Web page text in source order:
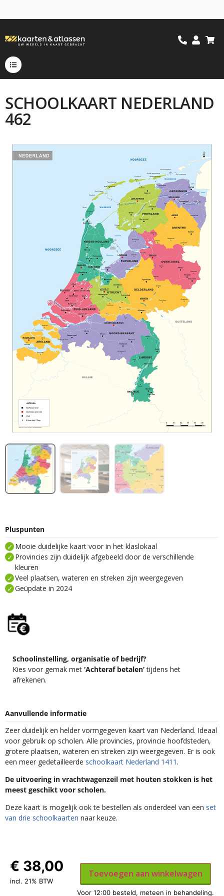
SCHOOLKAART NEDERLAND
462
Pluspunten
Mooie duidelijke kaart voor in het klaslokaal
Provincies zijn duidelijk afgebeeld door de verschillende
kleuren
Veel plaatsen, wateren en streken zijn weergegeven
Geüpdate in 2024
Schoolinstelling, organisatie of bedrijf?
Kies voor gemak met ‘Achteraf betalen’tijdens het
afrekenen.
Aanvullende informatie
Zeer duidelijk en helder vormgegeven kaart van Nederland. Ideaal
voor gebruik op scholen. Alle provincies, provincie hoofdsteden,
grotere plaatsen, wateren en streken zijn weergegeven. Er is ook
een meer gedetailleerde schoolkaart Nederland 1411 .
De uitvoering in vrachtwagenzeil met houten stokken is het
meest geschikt voor scholen.
Deze kaart is mogelijk ook te bestellen als onderdeel van een set
van drie schoolkaarten naar keuze.
€ 38,00
incl. 21% BTW
Toevoegen aan winkelwagen